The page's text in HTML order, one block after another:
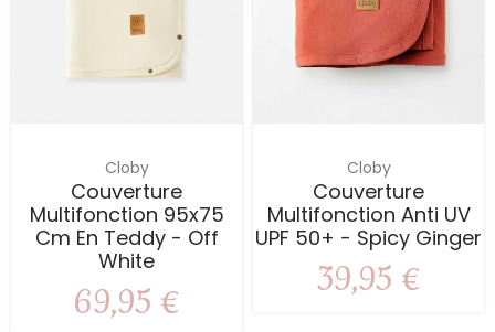
Cloby
Couverture
Multifonction 95x75
Cm En Teddy - Off
White
69,95 €
Cloby
Couverture
Multifonction Anti UV
UPF 50+ - Spicy Ginger
39,95 €